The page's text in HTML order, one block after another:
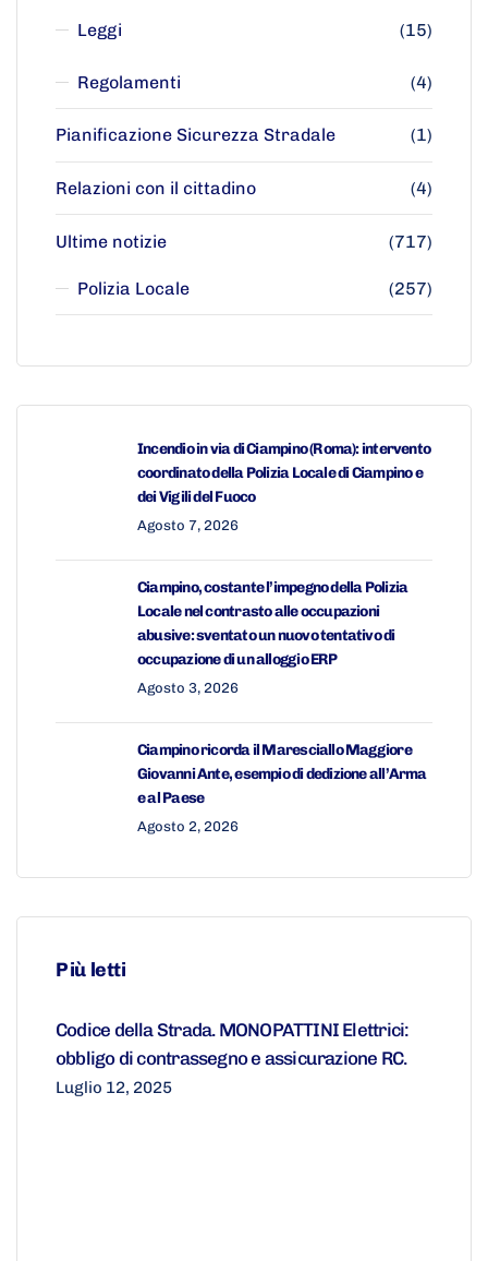
Leggi (15)
Regolamenti (4)
Pianificazione Sicurezza Stradale (1)
Relazioni con il cittadino (4)
Ultime notizie (717)
Polizia Locale (257)
Incendio in via di Ciampino (Roma): intervento
coordinato della Polizia Locale di Ciampino e
dei Vigili del Fuoco
Agosto 7, 2026
Ciampino, costante l’impegno della Polizia
Locale nel contrasto alle occupazioni
abusive: sventato un nuovo tentativo di
occupazione di un alloggio ERP
Agosto 3, 2026
Ciampino ricorda il Maresciallo Maggiore
Giovanni Ante, esempio di dedizione all’Arma
e al Paese
Agosto 2, 2026
Più letti
Codice della Strada. MONOPATTINI Elettrici:
obbligo di contrassegno e assicurazione RC.
Luglio 12, 2025